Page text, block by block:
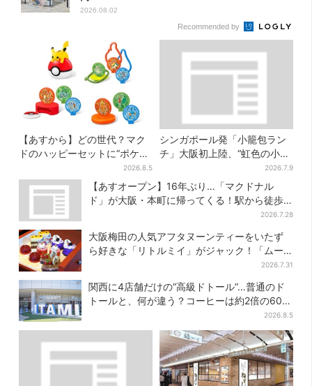
2026.08.02
Recommended by
【あすから】どの世代？マク
ドのハッピーセットに“ポケモ
ンおもちゃ”、歴代30匹に「懐
かしい」と喜びの声
2026.8.5
シンガポール発「小籠包ラン
チ」大阪初上陸、“虹色の小籠
包”で行列…1000円以下メニュ
ーが充実
2026.7.9
【あすオープン】16年ぶり…「マクドナル
ド」が大阪・本町に帰ってくる！駅から徒歩1
2026.7.28
大阪梅田の人気アフタヌーンティーをいたず
ら好きな「リトルミイ」がジャック！「ムー
2026.7.31
関西に4店舗だけの“高級ドトール”…普通のド
トールと、何が違う？コーヒーは約2倍の600
2026.8.5